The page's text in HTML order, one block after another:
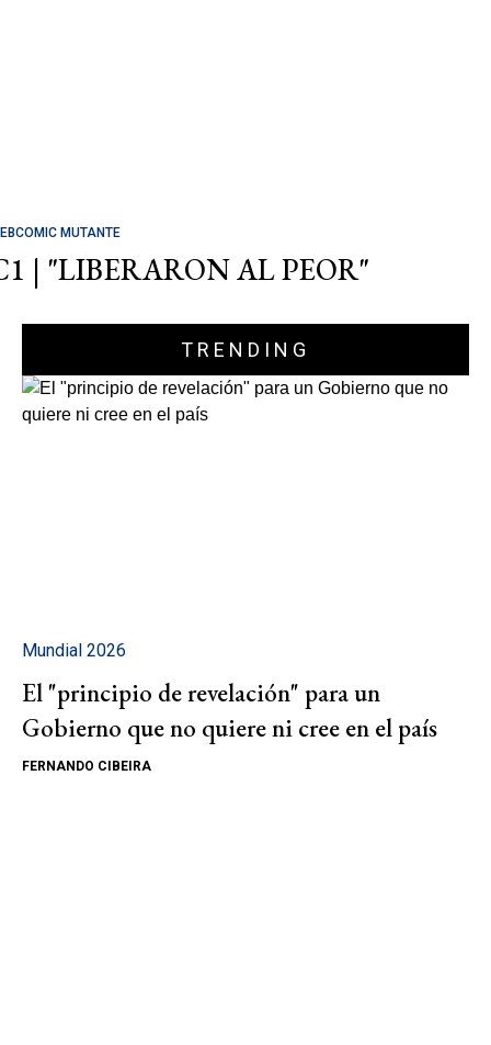
MUTANTE
| "LIBERARON AL PEOR"
TRENDING
Mundial 2026
El "principio de revelación" para un
Gobierno que no quiere ni cree en el país
FERNANDO CIBEIRA